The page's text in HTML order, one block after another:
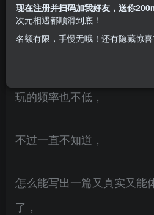
。
玩的频率也不低，
不过一直不知道，
怎么能写出一篇又真实又能
了，
现在注册并扫码加我好友，送你
次元相遇都顺滑到底！
名额有限，手慢无哦！还有隐藏惊